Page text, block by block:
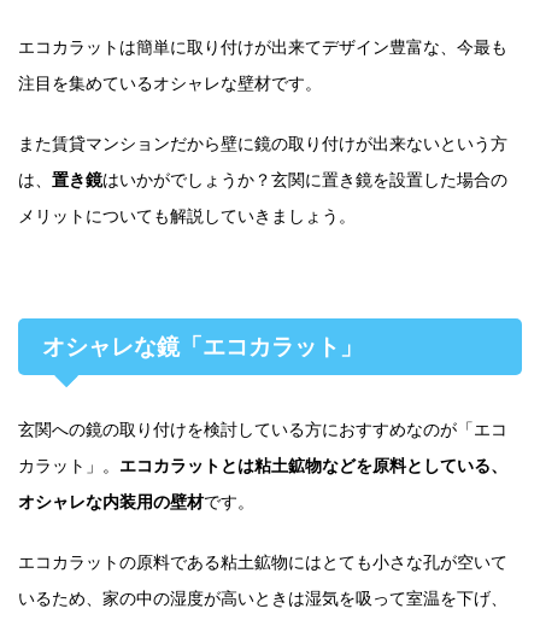
エコカラットは簡単に取り付けが出来てデザイン豊富な、今最も
注目を集めているオシャレな壁材です。
また賃貸マンションだから壁に鏡の取り付けが出来ないという方
は、 置き鏡はいかがでしょうか？玄関に置き鏡を設置した場合の
メリットについても解説していきましょう。
オシャレな鏡「エコカラット」
玄関への鏡の取り付けを検討している方におすすめなのが「エコ
カラット」。 エコカラットとは粘土鉱物などを原料としている、
オシャレな内装用の壁材です。
エコカラットの原料である粘土鉱物にはとても小さな孔が空いて
いるため、家の中の湿度が高いときは湿気を吸って室温を下げ、